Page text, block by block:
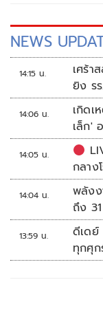
NEWS
14:15 น.
เศร้า
ยิง ร
14:06 น.
เกิดเ
เล็ก'
14:05 น.
กลาง
14:04 น.
พลังง
ถึง
13:59 น.
ดีเดย์
ทุกศุ